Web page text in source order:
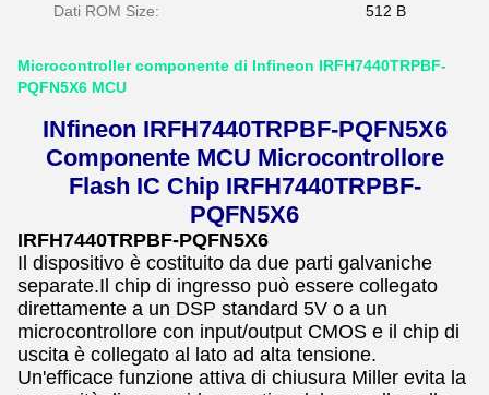
Dati ROM Size: 512 B
Microcontroller componente di Infineon IRFH7440TRPBF-
PQFN5X6 MCU
INfineon IRFH7440TRPBF-PQFN5X6
Componente MCU Microcontrollore
Flash IC Chip IRFH7440TRPBF-
PQFN5X6
IRFH7440TRPBF-PQFN5X6
Il dispositivo è costituito da due parti galvaniche
separate.Il chip di ingresso può essere collegato
direttamente a un DSP standard 5V o a un
microcontrollore con input/output CMOS e il chip di
uscita è collegato al lato ad alta tensione.
Un'efficace funzione attiva di chiusura Miller evita la